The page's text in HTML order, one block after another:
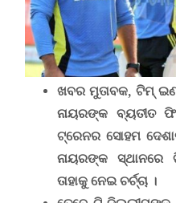
ଖବର ମୁତାବକ,ଟିମ୍
ନାୟରଙ୍କ ବ୍ୟତୀତ
ଟ୍ରେନର ସୋହମ
ନାୟରଙ୍କ
ତାହାକୁ ନେଇ ଚର୍ଚ୍ଚା ।